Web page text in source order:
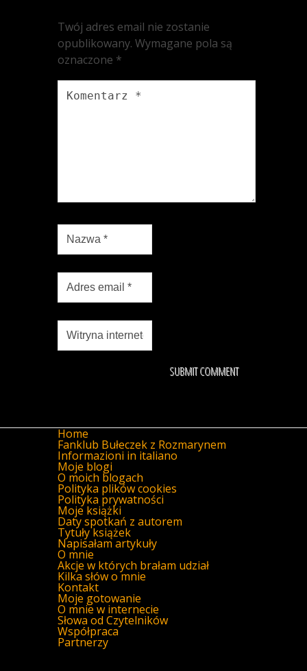
Twój adres email nie zostanie
opublikowany. Wymagane pola są
oznaczone *
Home
Fanklub Bułeczek z Rozmarynem
Informazioni in italiano
Moje blogi
O moich blogach
Polityka plików cookies
Polityka prywatności
Moje książki
Daty spotkań z autorem
Tytuły książek
Napisałam artykuły
O mnie
Akcje w których brałam udział
Kilka słów o mnie
Kontakt
Moje gotowanie
O mnie w internecie
Słowa od Czytelników
Współpraca
Partnerzy